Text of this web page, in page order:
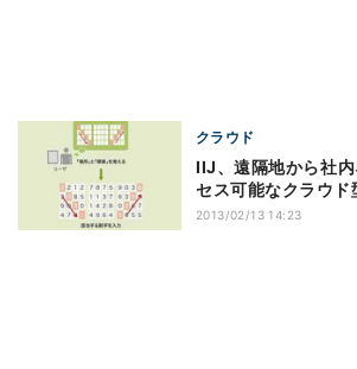
クラウド
IIJ、遠隔地から社
セス可能なクラウド
2013/02/13 14:23